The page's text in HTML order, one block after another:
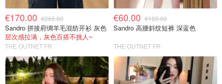
€170.00 €265.00
Sandro 拼接府绸羊毛混纺开衫 灰色
层次感拉满，灰色百搭不挑人~
THE OUTNET FR
€60.00 €185.00
Sandro 高腰斜纹短裤 深蓝色
THE OUTNET FR